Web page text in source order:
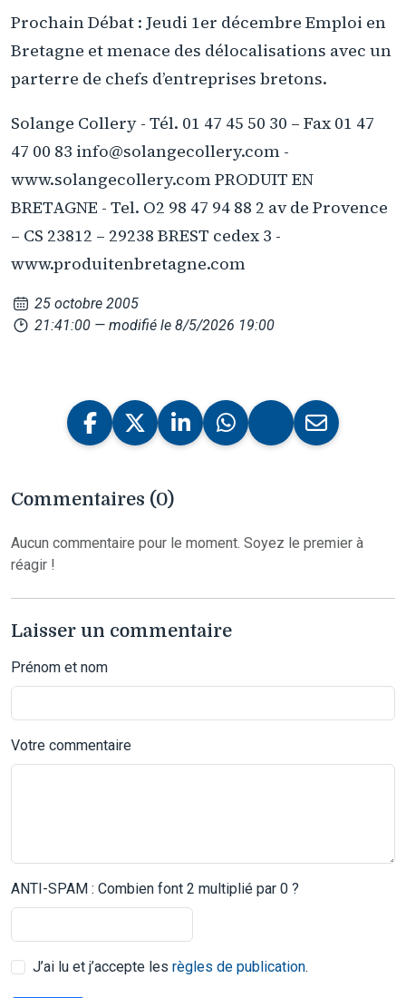
Prochain Débat : Jeudi 1er décembre Emploi en
Bretagne et menace des délocalisations avec un
parterre de chefs d’entreprises bretons.
Solange Collery - Tél. 01 47 45 50 30 – Fax 01 47
47 00 83 info@solangecollery.com -
www.solangecollery.com PRODUIT EN
BRETAGNE - Tel. O2 98 47 94 88 2 av de Provence
– CS 23812 – 29238 BREST cedex 3 -
www.produitenbretagne.com
25 octobre 2005
21:41:00 — modifié le 8/5/2026 19:00
Commentaires (0)
Aucun commentaire pour le moment. Soyez le premier à
réagir !
Laisser un commentaire
Prénom et nom
Votre commentaire
ANTI-SPAM : Combien font 2 multiplié par 0 ?
J’ai lu et j’accepte les règles de publication.